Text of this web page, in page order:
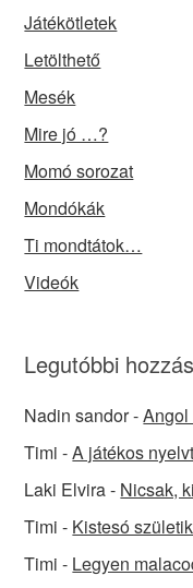
Játékötletek
Letölthető
Mesék
Mire jó …?
Momó sorozat
Mondókák
Ti mondtátok…
Videók
Legutóbbi
Nadin sandor-Angol
Timi -A játékos
Laki Elvira- Nicsak,
Timi - Kistesó
Timi - Legyen